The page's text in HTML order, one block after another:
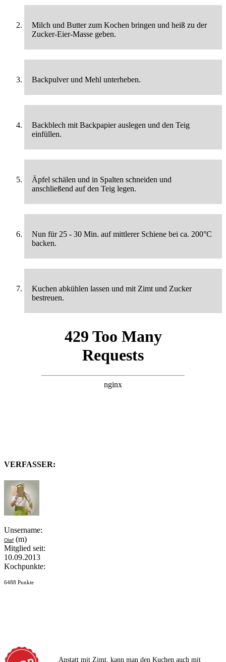
Milch und Butter zum Kochen bringen und heiß zu der
Zucker-Eier-Masse geben.
Backpulver und Mehl unterheben.
Backblech mit Backpapier auslegen und den Teig
einfüllen.
Äpfel schälen und in Spalten schneiden und
anschließend auf den Teig legen.
Nun für 25 - 30 Min. auf mittlerer Schiene bei ca. 200°C
backen.
Kuchen abkühlen lassen und mit Zimt und Zucker
bestreuen.
VERFASSER:
Unsername:
Olaf (m)
Mitglied seit:
10.09.2013
Kochpunkte:
6488 Punkte
Anstatt mit Zimt, kann man den Kuchen auch mit